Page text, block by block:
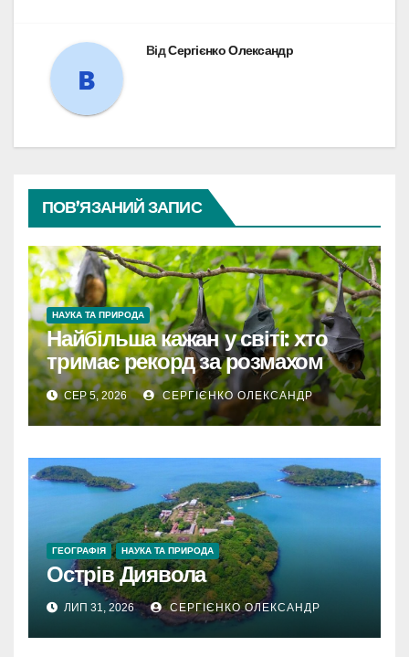
ВідСергієнко Олександр
ПОВ’ЯЗАНИЙ ЗАПИС
НАУКА ТА ПРИРОДА
Найбільша кажан у світі: хто
тримає рекорд за розмахом
крил
СЕР 5, 2026 СЕРГІЄНКО ОЛЕКСАНДР
ГЕОГРАФІЯ НАУКА ТА ПРИРОДА
Острів Диявола
ЛИП 31, 2026 СЕРГІЄНКО ОЛЕКСАНДР